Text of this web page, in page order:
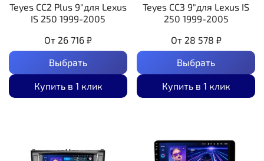
Teyes CC2 Plus 9"для Lexus
IS 250 1999-2005
От 26 716 ₽
Выбрать
Купить в 1 клик
Teyes CC3 9"для Lexus IS
250 1999-2005
От 28 578 ₽
Выбрать
Купить в 1 клик